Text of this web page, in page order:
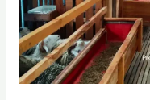
di
Desa
Palasari,
Kecamatan